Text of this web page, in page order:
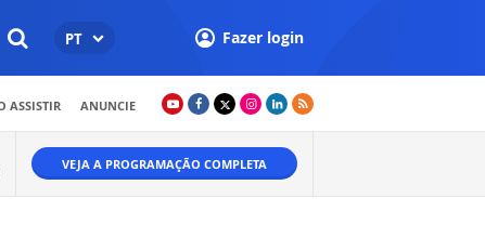
PT Fazer login
ASSISTIR ANUNCIE
VEJA A PROGRAMAÇÃO COMPLETA